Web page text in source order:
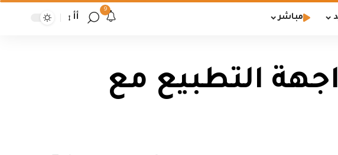
مباشر
9
أأ
التطبيع مع